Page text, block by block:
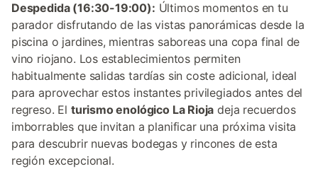
Despedida (16:30-19:00): Últimos momentos en tu
parador disfrutando de las vistas panorámicas desde la
piscina o jardines, mientras saboreas una copa final de
vino riojano. Los establecimientos permiten
habitualmente salidas tardías sin coste adicional, ideal
para aprovechar estos instantes privilegiados antes del
regreso. El turismo enológico La Rioja deja recuerdos
imborrables que invitan a planificar una próxima visita
para descubrir nuevas bodegas y rincones de esta
región excepcional.